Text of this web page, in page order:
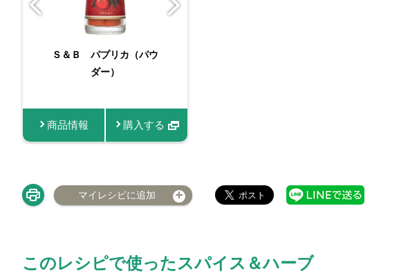
Ｓ＆Ｂ パプリカ（パウ
ダー）
商品情報 購入する
マイレシピに追加
このレシピで使ったスパイス＆ハーブ